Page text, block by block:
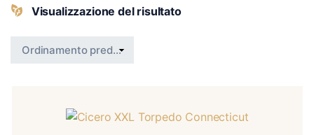
Visualizzazione del risultato